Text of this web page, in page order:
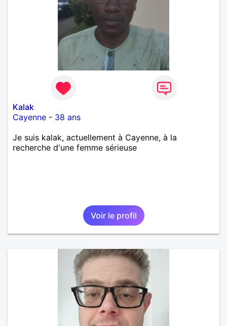
Kalak
Cayenne - 38 ans
Je suis kalak, actuellement à Cayenne, à la
recherche d'une femme sérieuse
Voir le profil